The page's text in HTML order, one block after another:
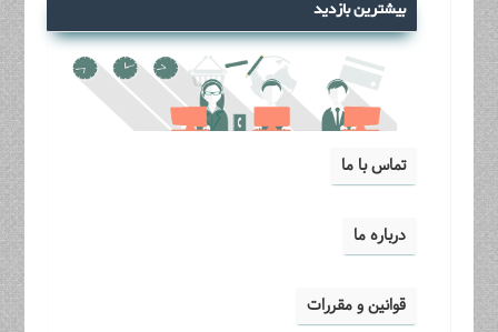
بیشترین بازدید
تماس با ما
درباره ما
قوانین و مقررات